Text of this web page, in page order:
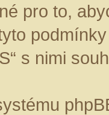
pro to,
s nimi